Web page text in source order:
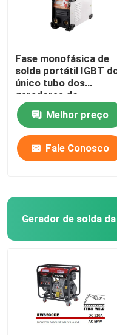
Fase monofásica de
solda portátil IGBT
único tubo dos
geradores do
Muttahida Majlis-E-
Amal ZX7 200Melhor preço
Fale Conosco
Gerador de solda